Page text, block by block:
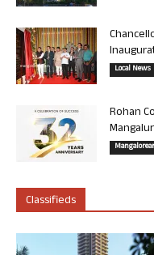
Local News
Rohan
Classifieds